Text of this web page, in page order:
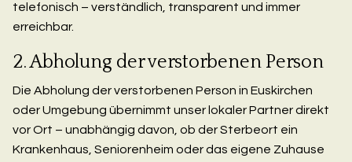
telefonisch – verständlich, transparent und immer
erreichbar.
2. Abholung der verstorbenen Person
Die Abholung der verstorbenen Person in Euskirchen
oder Umgebung übernimmt unser lokaler Partner direkt
vor Ort – unabhängig davon, ob der Sterbeort ein
Krankenhaus, Seniorenheim oder das eigene Zuhause